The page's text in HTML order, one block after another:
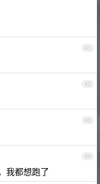
41
42
43
44
我都想跑了